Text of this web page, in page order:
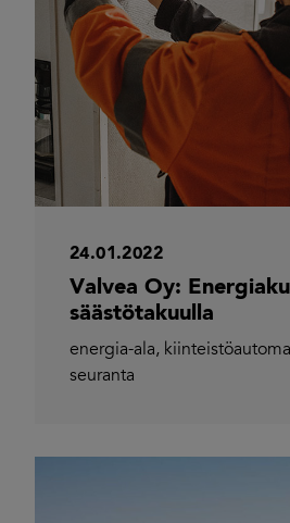
24.01.2022
Valvea Oy:
säästötakuulla
energia-ala,
seuranta